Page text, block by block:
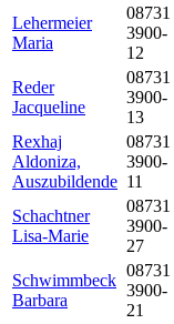
Lehermeier
Maria
08731
3900-
12
Reder
Jacqueline
08731
3900-
13
Rexhaj
Aldoniza,
Auszubildende
08731
3900-
11
Schachtner
Lisa-Marie
08731
3900-
27
Schwimmbeck
Barbara
08731
3900-
21